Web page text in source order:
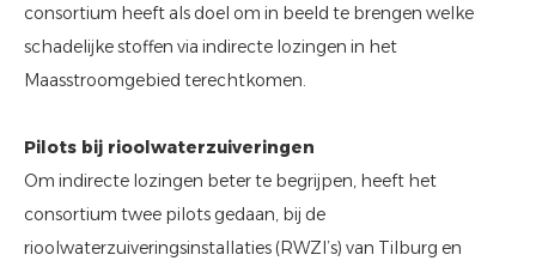
consortium heeft als doel om in beeld te brengen welke
schadelijke stoffen via indirecte lozingen in het
Maasstroomgebied terechtkomen.
Pilots bij rioolwaterzuiveringen
Om indirecte lozingen beter te begrijpen, heeft het
consortium twee pilots gedaan, bij de
rioolwaterzuiveringsinstallaties (RWZI’s) van Tilburg en